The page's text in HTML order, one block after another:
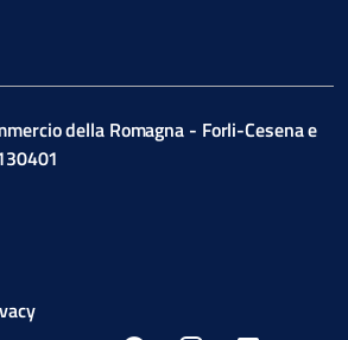
della Romagna - Forli-Cesena e